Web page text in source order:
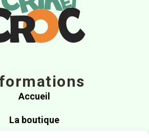
Accueil
La boutique